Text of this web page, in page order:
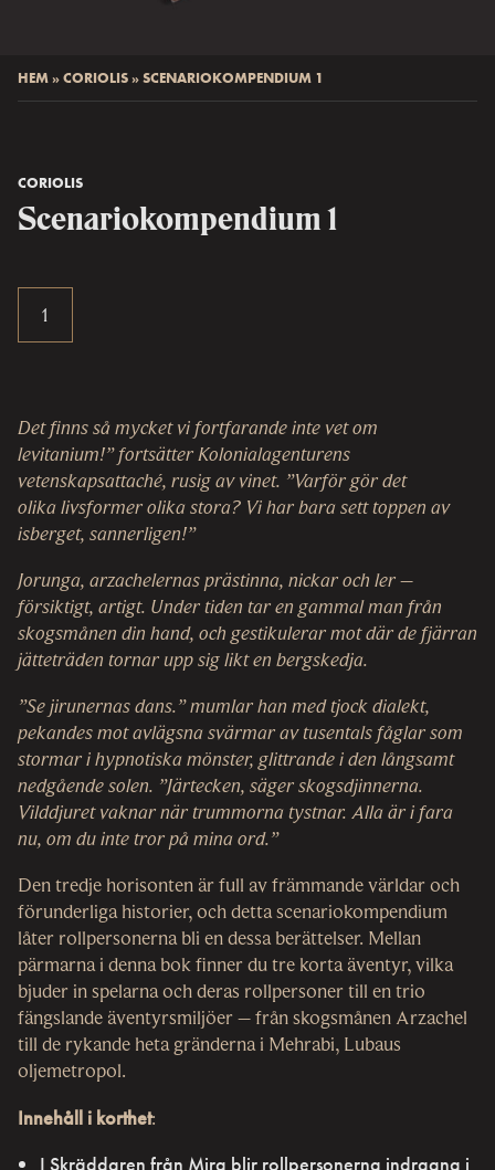
HEM»CORIOLIS»SCENARIOKOMPENDIUM 1
CORIOLIS
Scenariokompendium 1
Det finns så mycket vi fortfarande inte vet om
levitanium!” fortsätter Kolonialagenturens
vetenskapsattaché, rusig av vinet. ”Varför gör det
olikalivsformer olika stora? Vi har bara sett toppen av
isberget, sannerligen!”
Jorunga, arzachelernas prästinna, nickar och ler –
försiktigt, artigt. Under tiden tar en gammal man från
skogsmånen din hand, och gestikulerar mot där de fjärran
jätteträden tornar upp sig likt en bergskedja.
”Se jirunernas dans.” mumlar han med tjock dialekt,
pekandes mot avlägsna svärmar av tusentals fåglar som
stormar i hypnotiska mönster, glittrande i den långsamt
nedgående solen. ”Järtecken, säger skogsdjinnerna.
Vilddjuret vaknar när trummorna tystnar. Alla är i fara
nu, om du inte tror på mina ord.”
Den tredje horisonten är full av främmande världar och
förunderliga historier, och detta scenariokompendium
låter rollpersonerna bli en dessa berättelser. Mellan
pärmarna i denna bok finner du tre korta äventyr, vilka
bjuder in spelarna och deras rollpersoner till en trio
fängslande äventyrsmiljöer–från skogsmånen Arzachel
till de rykande heta gränderna i Mehrabi, Lubaus
oljemetropol.
Innehåll i korthet:
I Skräddaren från Mira blir rollpersonerna indragna i